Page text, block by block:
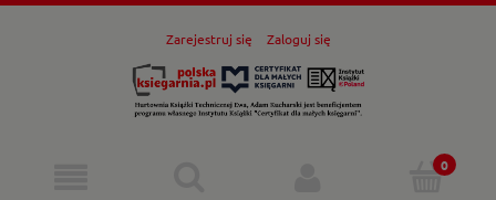
Zarejestruj się Zaloguj się